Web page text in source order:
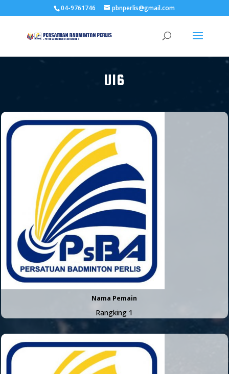
04-9761746 pbnperlis@gmail.com
U16
Nama Pemain
Rangking 1